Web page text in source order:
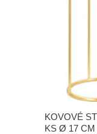
KOVOVÉ
KS Ø 17 CM